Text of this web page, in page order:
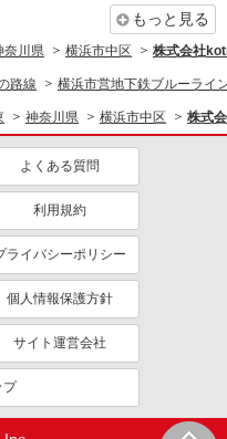
福祉
ドル（40代～）活躍中
通勤OK
保険あり
もっと見る
奈川県 横浜市中区 株式会社
路線 横浜市営地下鉄ブルーライ
神奈川県 横浜市中区 株式
よくある質問
利用規約
ライバシーポリシー
個人情報保護方針
サイト運営会社
プ